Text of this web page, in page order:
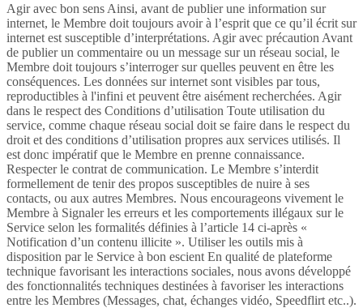
Agir avec bon sens Ainsi, avant de publier une information sur
internet, le Membre doit toujours avoir à l’esprit que ce qu’il écrit sur
internet est susceptible d’interprétations. Agir avec précaution Avant
de publier un commentaire ou un message sur un réseau social, le
Membre doit toujours s’interroger sur quelles peuvent en être les
conséquences. Les données sur internet sont visibles par tous,
reproductibles à l'infini et peuvent être aisément recherchées. Agir
dans le respect des Conditions d’utilisation Toute utilisation du
service, comme chaque réseau social doit se faire dans le respect du
droit et des conditions d’utilisation propres aux services utilisés. Il
est donc impératif que le Membre en prenne connaissance.
Respecter le contrat de communication. Le Membre s’interdit
formellement de tenir des propos susceptibles de nuire à ses
contacts, ou aux autres Membres. Nous encourageons vivement le
Membre à Signaler les erreurs et les comportements illégaux sur le
Service selon les formalités définies à l’article 14 ci-après «
Notification d’un contenu illicite ». Utiliser les outils mis à
disposition par le Service à bon escient En qualité de plateforme
technique favorisant les interactions sociales, nous avons développé
des fonctionnalités techniques destinées à favoriser les interactions
entre les Membres (Messages, chat, échanges vidéo, Speedflirt etc..).